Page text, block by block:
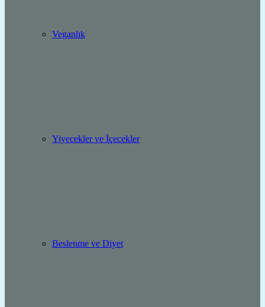
Veganlık
Yiyecekler ve İçecekler
Beslenme ve Diyet